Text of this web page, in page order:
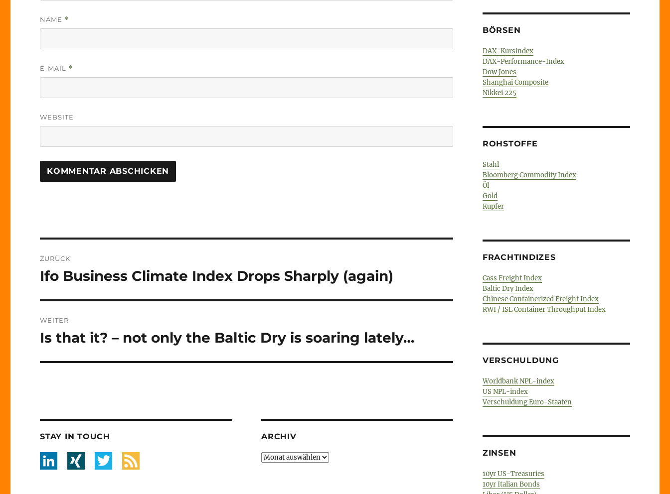
NAME *
E-MAIL *
WEBSITE
Navigation
ZURÜCK
Vorheriger
Ifo Business Climate Index Drops Sharply (again)
WEITER
Nächster
Is that it? – not only the Baltic Dry is soaring lately…
STAY IN TOUCH ARCHIV
Archiv
BÖRSEN
DAX-Kursindex
DAX-Performance-Index
Dow Jones
Shanghai Composite
Nikkei 225
ROHSTOFFE
Stahl
Bloomberg Commodity Index
Öl
Gold
Kupfer
FRACHTINDIZES
Cass Freight Index
Baltic Dry Index
Chinese Containerized Freight Index
RWI / ISL Container Throughput Index
VERSCHULDUNG
Worldbank NPL-index
US NPL-index
Verschuldung Euro-Staaten
ZINSEN
10yr US-Treasuries
10yr Italian Bonds